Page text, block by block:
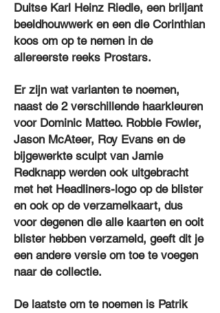
Duitse Karl Heinz Riedle, een briljant
beeldhouwwerk en een die Corinthian
koos om op te nemen in de
allereerste reeks Prostars.
Er zijn wat varianten te noemen,
naast de 2 verschillende haarkleuren
voor Dominic Matteo. Robbie Fowler,
Jason McAteer, Roy Evans en de
bijgewerkte sculpt van Jamie
Redknapp werden ook uitgebracht
met het Headliners-logo op de blister
en ook op de verzamelkaart, dus
voor degenen die alle kaarten en ooit
blister hebben verzameld, geeft dit je
een andere versie om toe te voegen
naar de collectie.
De laatste om te noemen is Patrik